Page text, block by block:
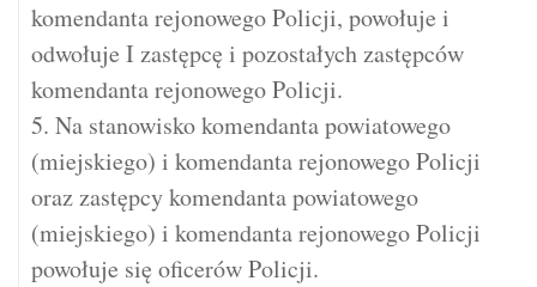
komendanta rejonowego Policji, powołuje i
odwołuje I zastępcę i pozostałych zastępców
komendanta rejonowego Policji.
5. Na stanowisko komendanta powiatowego
(miejskiego) i komendanta rejonowego Policji
oraz zastępcy komendanta powiatowego
(miejskiego) i komendanta rejonowego Policji
powołuje się oficerów Policji.